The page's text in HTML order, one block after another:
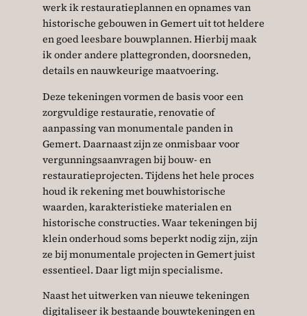
werk ik restauratieplannen en opnames van
historische gebouwen in Gemert uit tot heldere
en goed leesbare bouwplannen. Hierbij maak
ik onder andere plattegronden, doorsneden,
details en nauwkeurige maatvoering.
Deze tekeningen vormen de basis voor een
zorgvuldige restauratie, renovatie of
aanpassing van monumentale panden in
Gemert. Daarnaast zijn ze onmisbaar voor
vergunningsaanvragen bij bouw- en
restauratieprojecten. Tijdens het hele proces
houd ik rekening met bouwhistorische
waarden, karakteristieke materialen en
historische constructies. Waar tekeningen bij
klein onderhoud soms beperkt nodig zijn, zijn
ze bij monumentale projecten in Gemert juist
essentieel. Daar ligt mijn specialisme.
Naast het uitwerken van nieuwe tekeningen
digitaliseer ik bestaande bouwtekeningen en